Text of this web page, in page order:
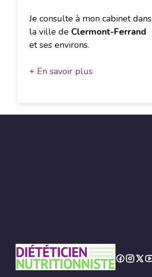
Je consulte à mon cabinet dans
la ville de Clermont-Ferrand
et ses environs.
+ En savoir plus